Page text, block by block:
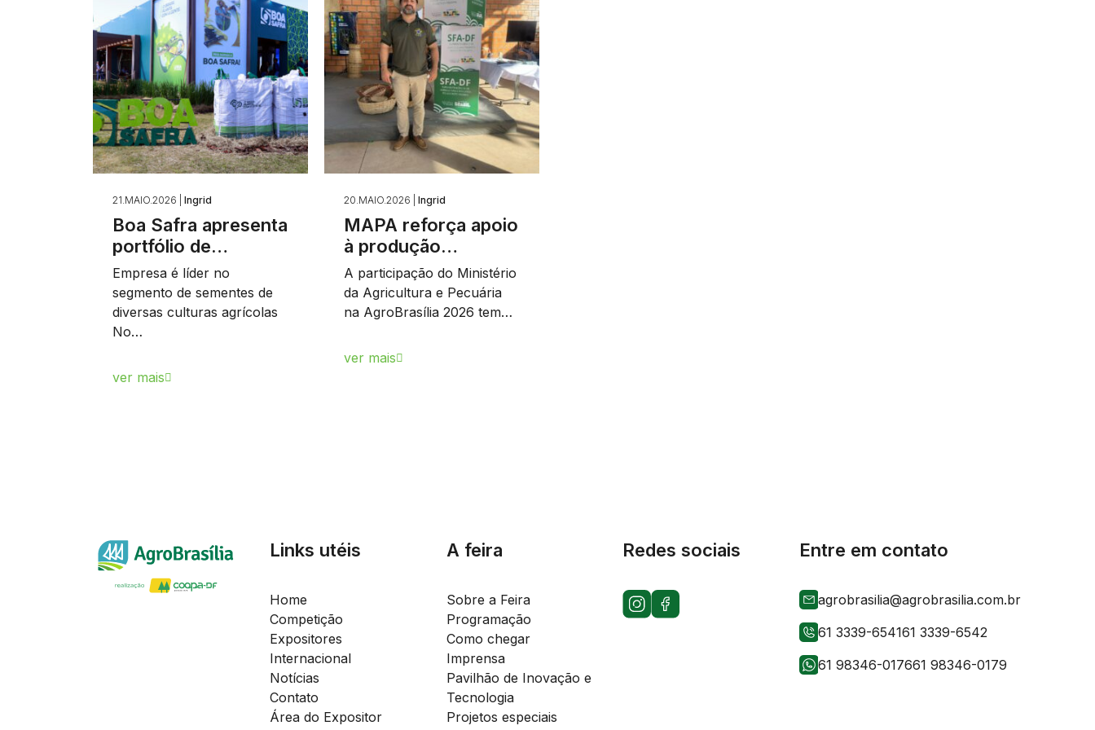
21.MAIO.2026 | Ingrid
Boa Safra apresenta
portfólio de…
Empresa é líder no
segmento de sementes de
diversas culturas agrícolas
No…
ver mais
20.MAIO.2026 | Ingrid
MAPA reforça apoio
à produção…
A participação do Ministério
da Agricultura e Pecuária
na AgroBrasília 2026 tem…
ver mais
Links utéis
Home
Competição
Expositores
Internacional
Notícias
Contato
Área do Expositor
A feira
Sobre a Feira
Programação
Como chegar
Imprensa
Pavilhão de Inovação e
Tecnologia
Projetos especiais
Redes sociais Entre em contato
agrobrasilia@agrobrasilia.com.br
61 3339-654161 3339-6542
61 98346-017661 98346-0179